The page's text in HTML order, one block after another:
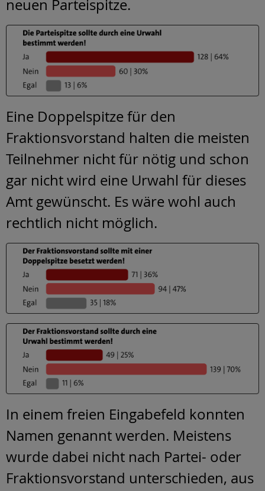
neuen Parteispitze.
Eine Doppelspitze für den
Fraktionsvorstand halten die meisten
Teilnehmer nicht für nötig und schon
gar nicht wird eine Urwahl für dieses
Amt gewünscht. Es wäre wohl auch
rechtlich nicht möglich.
In einem freien Eingabefeld konnten
Namen genannt werden. Meistens
wurde dabei nicht nach Partei- oder
Fraktionsvorstand unterschieden, aus